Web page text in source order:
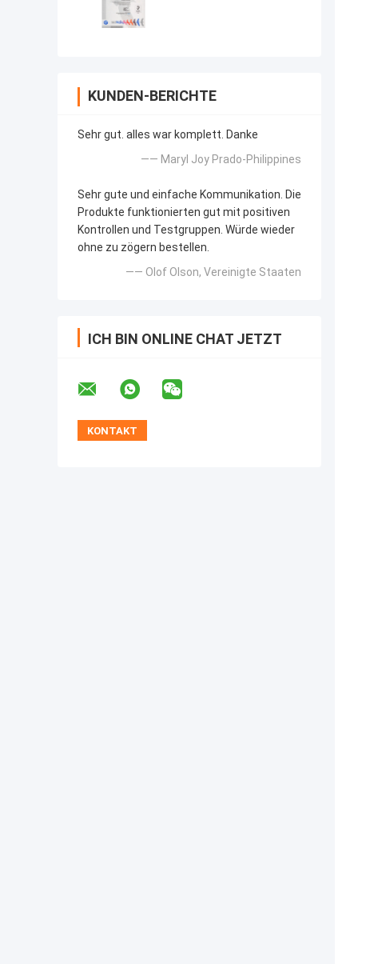
KUNDEN-BERICHTE
Sehr gut. alles war komplett. Danke
—— Maryl Joy Prado-Philippines
Sehr gute und einfache Kommunikation. Die
Produkte funktionierten gut mit positiven
Kontrollen und Testgruppen. Würde wieder
ohne zu zögern bestellen.
—— Olof Olson, Vereinigte Staaten
ICH BIN ONLINE CHAT JETZT